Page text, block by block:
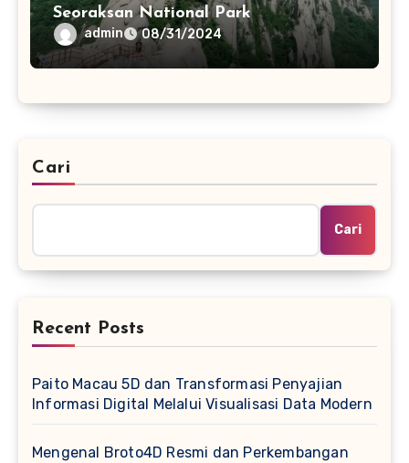
Seoraksan National Park
admin 08/31/2024
Cari
Cari
Recent Posts
Paito Macau 5D dan Transformasi Penyajian
Informasi Digital Melalui Visualisasi Data Modern
Mengenal Broto4D Resmi dan Perkembangan